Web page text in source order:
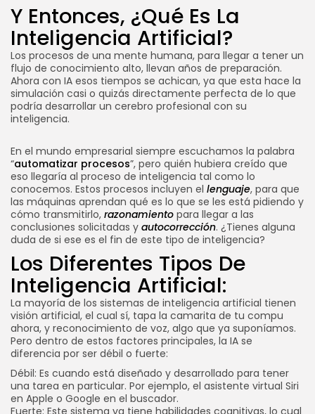
Y Entonces, ¿Qué Es La
Inteligencia Artificial?
Los procesos de una mente humana, para llegar a tener un
flujo de conocimiento alto, llevan años de preparación.
Ahora con IA esos tiempos se achican, ya que esta hace la
simulación casi o quizás directamente perfecta de lo que
podría desarrollar un cerebro profesional con su
inteligencia.
En el mundo empresarial siempre escuchamos la palabra
“automatizar procesos”, pero quién hubiera creído que
eso llegaría al proceso de inteligencia tal como lo
conocemos. Estos procesos incluyen el lenguaje, para que
las máquinas aprendan qué es lo que se les está pidiendo y
cómo transmitirlo, razonamiento para llegar a las
conclusiones solicitadas y autocorrección. ¿Tienes alguna
duda de si ese es el fin de este tipo de inteligencia?
Los Diferentes Tipos De
Inteligencia Artificial:
La mayoría de los sistemas de inteligencia artificial tienen
visión artificial, el cual sí, tapa la camarita de tu compu
ahora, y reconocimiento de voz, algo que ya suponíamos.
Pero dentro de estos factores principales, la IA se
diferencia por ser débil o fuerte:
Débil: Es cuando está diseñado y desarrollado para tener
una tarea en particular. Por ejemplo, el asistente virtual Siri
en Apple o Google en el buscador.
Fuerte: Este sistema ya tiene habilidades cognitivas, lo cual